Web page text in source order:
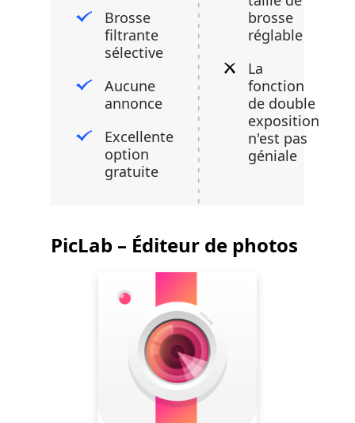
Brosse
filtrante
sélective
Aucune
annonce
Excellente
option
gratuite
brosse
réglable
La
fonction
de double
exposition
n'est pas
géniale
PicLab – Éditeur de photos